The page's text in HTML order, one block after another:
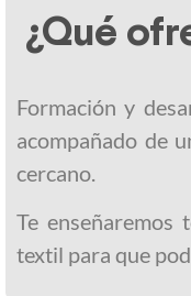
¿Qué
Formación y
acompañado de
cercano.
Te enseñaremos
textil para que